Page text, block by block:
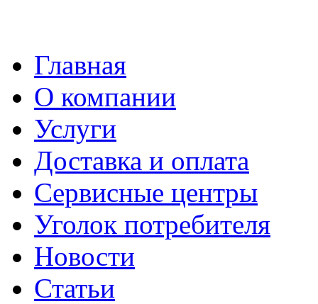
Главная
О компании
Услуги
Доставка и оплата
Сервисные центры
Уголок потребителя
Новости
Статьи